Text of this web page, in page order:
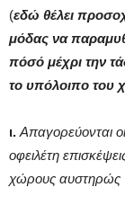
(εδώ θέλει
μόδας να
πόσό μέχρι την
το υπόλοιπο του
ι. Απαγορεύονται
οφειλέτη
χώρους αυστηρώς